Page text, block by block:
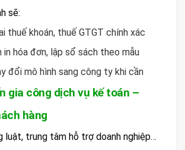
sẽ:
thuế khoán, thuế GTGT chính xác
in hóa đơn, lập sổ sách theo mẫu
đổi mô hình sang công ty khi cần
gia công dịch vụ kế toán –
hàng
luật, trung tâm hỗ trợ doanh nghiệp…